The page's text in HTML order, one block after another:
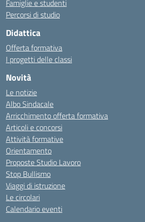
Famiglie e studenti
Percorsi di studio
Didattica
Offerta formativa
I progetti delle classi
Novità
Le notizie
Albo Sindacale
Arricchimento offerta formativa
Articoli e concorsi
Attività formative
Orientamento
Proposte Studio Lavoro
Stop Bullismo
Viaggi di istruzione
Le circolari
Calendario eventi